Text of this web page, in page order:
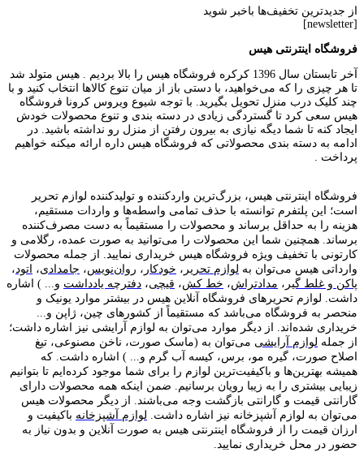
از جدیدترین تخفیف‌ها باخبر شوید
[newsletter]
فروشگاه اینترنتی هیس
آخر تابستان سال 1396 کرکره فروشگاه هیس را بالا بردیم . هیس متولد شد
تا هر چیزی را که می‌خواهید، با دستی باز از میان تنوع کالاها انتخاب کنید و با
چند کلیک درب منزل تحویل بگیرید. با توجه شیوع ویروس کرونا فروشگاه
هیس سعی کرد تا گستردگی زیادی در دسته بندی و تنوع محصولات خودش
ایجاد کنه تا شما دیگه نیازی به بیرون رفتن از منزل رو نداشته باشید. در
ادامه به دسته بندی محصولاتی که فروشگاه هیس داره ارائه میکنه خواهیم
پرداخت .
فروشگاه اینترنتی هیس، بزرگ‌ترین وارد‌کننده و تولید‌کننده لوازم تحریر
است؛ این پلتفرم توانسته با حذف تمامی واسطه‌ها و واردات مستقیم،
هزینه را به حداقل برساند و محصولات را مستقیماً به دست مصرف‌کننده
برساند. همچنین شما این محصولات را می‌توانید به صورت عمده، رگلامی و
کارتونی با تخفیف ویژه فروشگاه هیس خریداری نمایید. از جمله محصولات
وارداتی هیس می‌توان به لوازم تحریر ، خودکار ، روان‌نویس، جامدادی، اتود،
پاکن و غلط گیر ، مدادتراش، خط کش، قیچی، دفترچه یادداشت و... ) اشاره
داشت. لوازم تحریر‌های فروشگاه آنلاین هیس در بیشتر موارد یونیک و
منحصر به فروشگاه می‌باشد که مستقیماً از کشور‌های چین، ژاپن و...
خریداری شده‌اند. از دیگر موارد می‌توان به لوازم آرایشی نیز اشاره داشت؛
از جمله لوازم آرایشی می‌توان به (ماسک صورت، ناخن مصنوعی، تیغ
اصلاح صورت، گیره مو، برس، کیسه آب گرم و... ) اشاره داشت. که
همیشه بهترین‌ها و باکیفیت‌ترین لوازم را برای شما موجود کرده‌ایم تا بتوانیم
زیبایی بیشتری را به زیبا رویان برسانیم. ضمن اینکه همه محصولات دارای
گارانتی قیمت و گارانتی بازگشت وجه می‌باشند. از دیگر محصولات هیس
می‌توان به لوازم آشپزخانه نیز اشاره داشت. لوازم آشپزخانه باکیفیت و
ارزان قیمت را از فروشگاه اینترنتی هیس به صورت آنلاین و بدون نیاز به
حضور در محل خریداری نمایید.